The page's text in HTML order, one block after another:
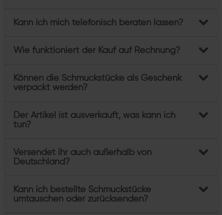
Kann ich mich telefonisch beraten lassen?
Wie funktioniert der Kauf auf Rechnung?
Können die Schmuckstücke als Geschenk
verpackt werden?
Der Artikel ist ausverkauft, was kann ich
tun?
Versendet ihr auch außerhalb von
Deutschland?
Kann ich bestellte Schmuckstücke
umtauschen oder zurücksenden?